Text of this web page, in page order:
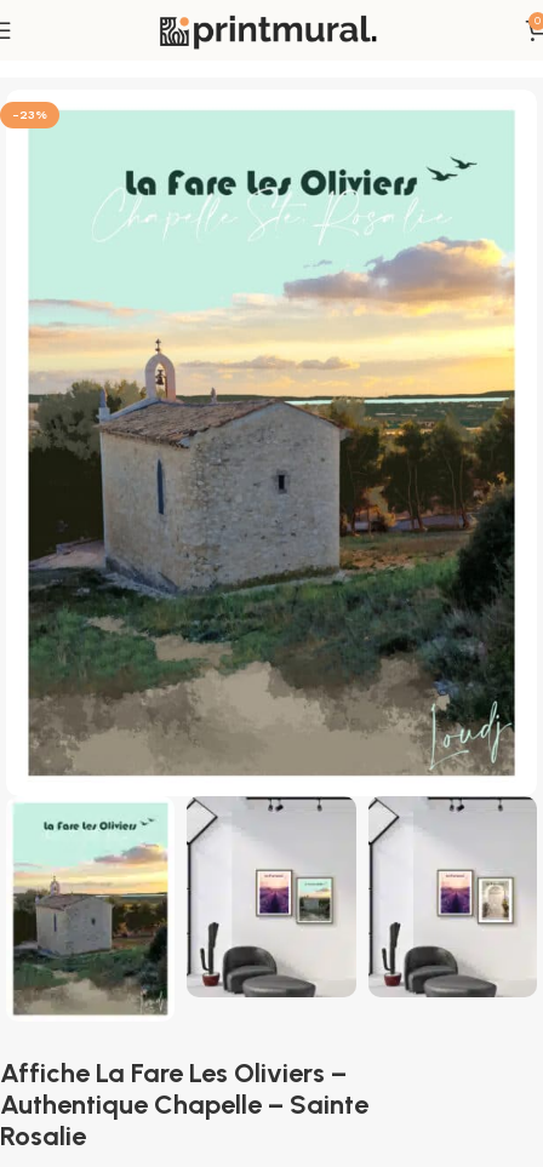
0
Mes créations
-23%
Affiche La Fare Les Oliviers –
Authentique Chapelle – Sainte
Rosalie